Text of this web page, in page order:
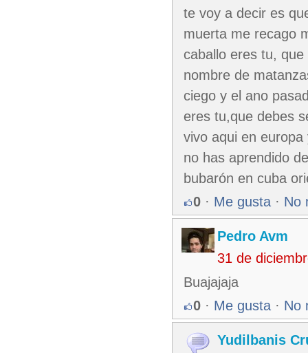
te voy a decir es
muerta me recago
caballo eres tu,
nombre de
ciego y el ano
eres tu,que debes
vivo aqui en
no has aprendido
bubarón en cuba
0 · Me gusta · No
Pedro Avm
31 de
Buajajaja
0 · Me gusta · No
Yudilbanis